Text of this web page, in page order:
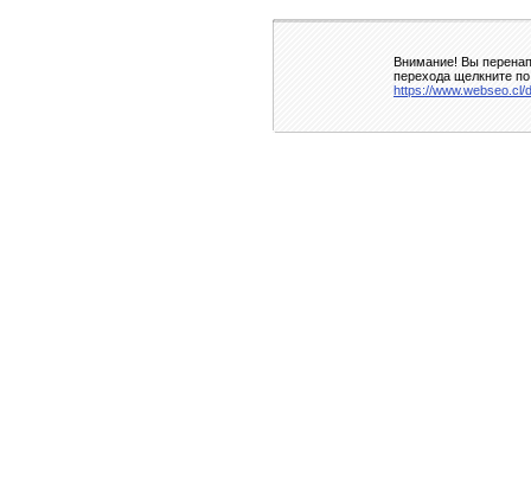
Внимание! Вы
перехода щелкните
https://www.webseo.cl/